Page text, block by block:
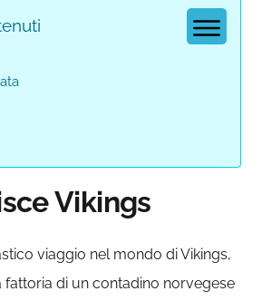
Vikings
viaggio nel mondo di Vikings,
di un contadino norvegese